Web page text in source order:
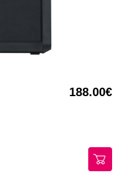
188.00